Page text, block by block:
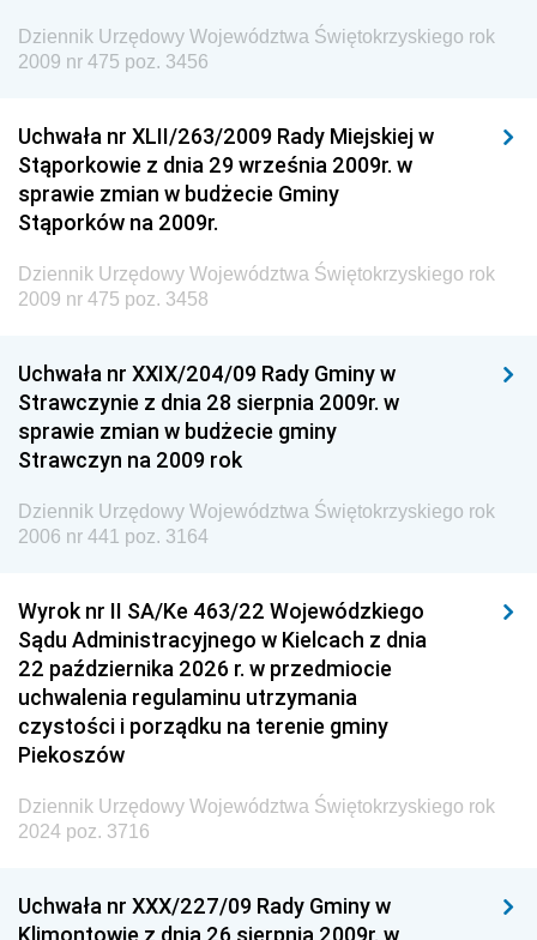
Wewnętrznego
Dziennik Urzędowy Urzędu Patentowego
Dziennik Urzędowy Generalnej Dyrekcji Dróg
Krajowych i Autostrad
Dziennik Urzędowy Ministra Środowiska
Dziennik Urzędowy Ministra Edukacji
Dziennik Urzędowy Ministra Przemysłu
Dziennik Urzędowy Ministra Finansów i Gospodarki
Dziennik Urzędowy Ministra do Spraw Unii
Dziennik Urzędowy Agencji Wywiadu
Dziennik Urzędowy Województwa Świętokrzyskiego rok
2009 nr 475 poz. 3456
Uchwała nr XLII/263/2009 Rady Miejskiej w
Stąporkowie z dnia 29 września 2009r. w
sprawie zmian w budżecie Gminy
Stąporków na 2009r.
Dziennik Urzędowy Województwa Świętokrzyskiego rok
2009 nr 475 poz. 3458
Uchwała nr XXIX/204/09 Rady Gminy w
Strawczynie z dnia 28 sierpnia 2009r. w
sprawie zmian w budżecie gminy
Strawczyn na 2009 rok
Dziennik Urzędowy Województwa Świętokrzyskiego rok
2006 nr 441 poz. 3164
Wyrok nr II SA/Ke 463/22 Wojewódzkiego
Sądu Administracyjnego w Kielcach z dnia
22 października 2026 r. w przedmiocie
uchwalenia regulaminu utrzymania
czystości i porządku na terenie gminy
Piekoszów
Dziennik Urzędowy Województwa Świętokrzyskiego rok
2024 poz. 3716
Uchwała nr XXX/227/09 Rady Gminy w
Klimontowie z dnia 26 sierpnia 2009r. w